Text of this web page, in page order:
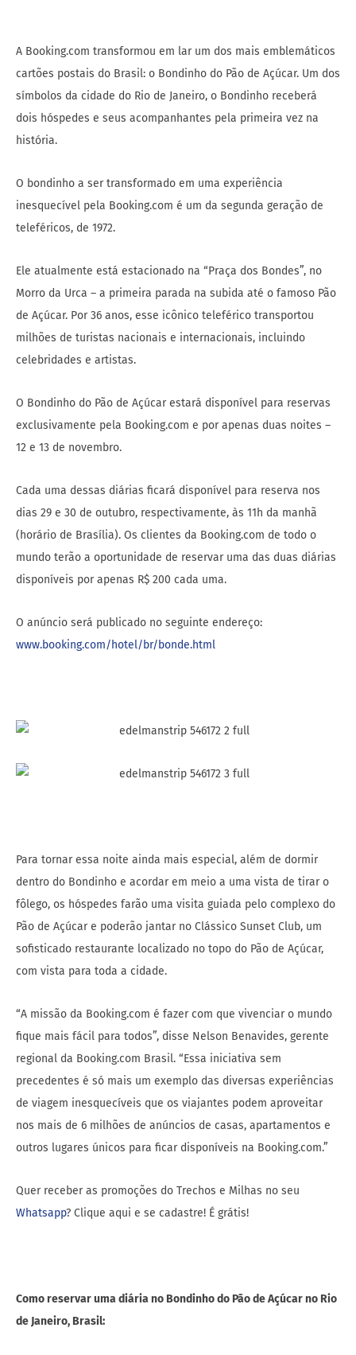
A Booking.com transformou em lar um dos mais emblemáticos
cartões postais do Brasil: o Bondinho do Pão de Açúcar. Um dos
símbolos da cidade do Rio de Janeiro, o Bondinho receberá
dois hóspedes e seus acompanhantes pela primeira vez na
história.
O bondinho a ser transformado em uma experiência
inesquecível pela Booking.com é um da segunda geração de
teleféricos, de 1972.
Ele atualmente está estacionado na “Praça dos Bondes”, no
Morro da Urca – a primeira parada na subida até o famoso Pão
de Açúcar. Por 36 anos, esse icônico teleférico transportou
milhões de turistas nacionais e internacionais, incluindo
celebridades e artistas.
O Bondinho do Pão de Açúcar estará disponível para reservas
exclusivamente pela Booking.com e por apenas duas noites –
12 e 13 de novembro.
Cada uma dessas diárias ficará disponível para reserva nos
dias 29 e 30 de outubro, respectivamente, às 11h da manhã
(horário de Brasília). Os clientes da Booking.com de todo o
mundo terão a oportunidade de reservar uma das duas diárias
disponíveis por apenas R$ 200 cada uma.
O anúncio será publicado no seguinte endereço:
www.booking.com/hotel/br/bonde.html
Para tornar essa noite ainda mais especial, além de dormir
dentro do Bondinho e acordar em meio a uma vista de tirar o
fôlego, os hóspedes farão uma visita guiada pelo complexo do
Pão de Açúcar e poderão jantar no Clássico Sunset Club, um
sofisticado restaurante localizado no topo do Pão de Açúcar,
com vista para toda a cidade.
“A missão da Booking.com é fazer com que vivenciar o mundo
fique mais fácil para todos”, disse Nelson Benavides, gerente
regional da Booking.com Brasil. “Essa iniciativa sem
precedentes é só mais um exemplo das diversas experiências
de viagem inesquecíveis que os viajantes podem aproveitar
nos mais de 6 milhões de anúncios de casas, apartamentos e
outros lugares únicos para ficar disponíveis na Booking.com.”
Quer receber as promoções do Trechos e Milhas no seu
Whatsapp? Clique aqui e se cadastre! É grátis!
Como reservar uma diária no Bondinho do Pão de Açúcar no Rio
de Janeiro, Brasil: